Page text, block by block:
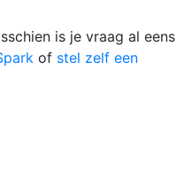
is je vraag al eens
of stel zelf een